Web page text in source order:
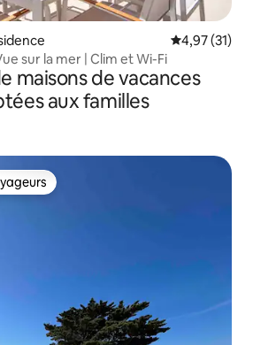
Évaluation
4,97 (31)
sur la mer | Clim et Wi-Fi
maisons de vacances
aux familles
les plus appréciés